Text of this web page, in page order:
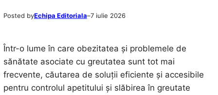
Posted byEchipa Editoriala–7 iulie 2026
Într-o lume în care obezitatea și problemele de
sănătate asociate cu greutatea sunt tot mai
frecvente, căutarea de soluții eficiente și accesibile
pentru controlul apetitului și slăbirea în greutate